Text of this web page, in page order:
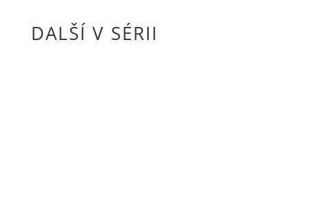
DALŠÍ V SÉRII